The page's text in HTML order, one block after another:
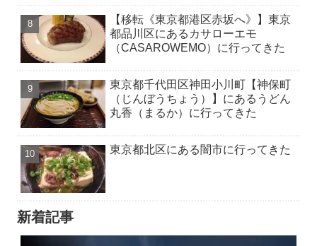
【移転《東京都港区赤坂へ》】東京
都品川区にあるカサローエモ
（CASAROWEMO）に行ってきた
東京都千代田区神田小川町【神保町
（じんぼうちょう）】にあるうどん
丸香（まるか）に行ってきた
東京都北区にある闇市に行ってきた
新着記事